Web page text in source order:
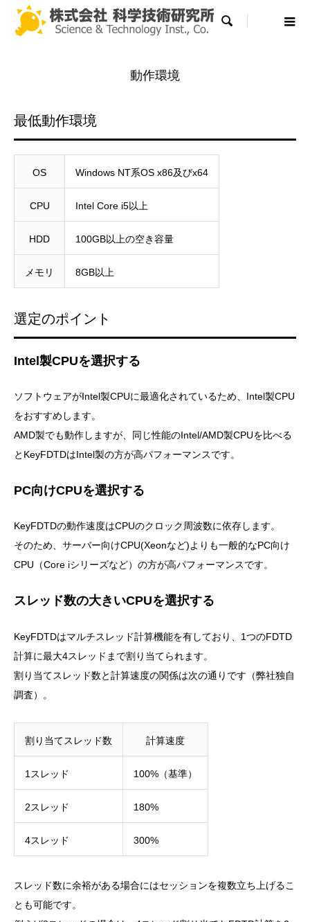

動作環境
最低動作環境
OS Windows NT系OS x86及びx64
CPU Intel Core i5以上
HDD 100GB以上の空き容量
メモリ 8GB以上
選定のポイント
Intel製CPUを選択する
ソフトウェアがIntel製CPUに最適化されているため、Intel製CPU
をおすすめします。
AMD製でも動作しますが、同じ性能のIntel/AMD製CPUを比べる
とKeyFDTDはIntel製の方が高パフォーマンスです。
PC向けCPUを選択する
KeyFDTDの動作速度はCPUのクロック周波数に依存します。
そのため、サーバー向けCPU(Xeonなど)よりも一般的なPC向け
CPU（Core iシリーズなど）の方が高パフォーマンスです。
スレッド数の大きいCPUを選択する
KeyFDTDはマルチスレッド計算機能を有しており、1つのFDTD
計算に最大4スレッドまで割り当てられます。
割り当てスレッド数と計算速度の関係は次の通りです（弊社独自
調査）。
割り当てスレッド数 計算速度
1スレッド 100%（基準）
2スレッド 180%
4スレッド 300%
スレッド数に余裕がある場合にはセッションを複数立ち上げるこ
とも可能です。